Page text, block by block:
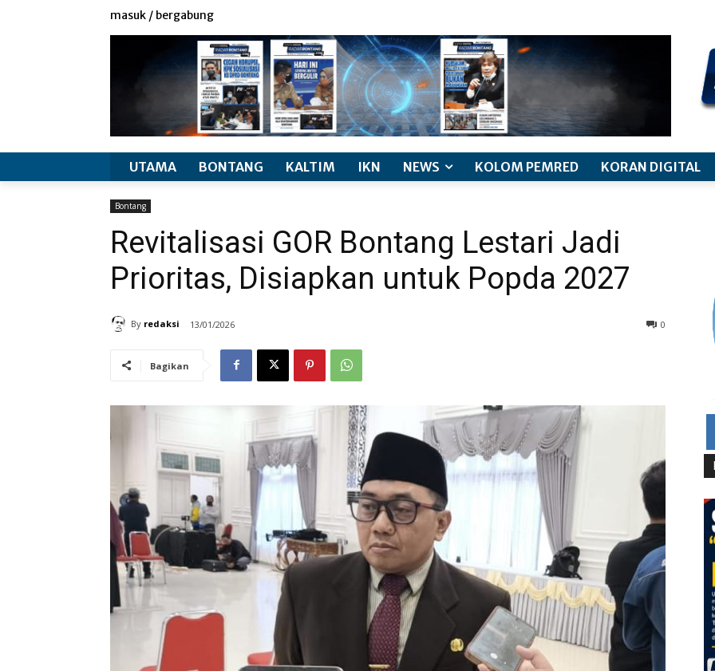
masuk / bergabung
UTAMA BONTANG KALTIM IKN NEWS KOLOM PEMRED KORAN DIGITAL
Bontang
Revitalisasi GOR Bontang Lestari Jadi
Prioritas, Disiapkan untuk Popda 2027
By redaksi 13/01/2026 0
Bagikan